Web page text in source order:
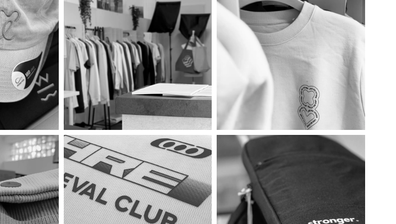
Stella Clara / STSW217
ab 20,95€
Stella Nora / STSW213
28,30